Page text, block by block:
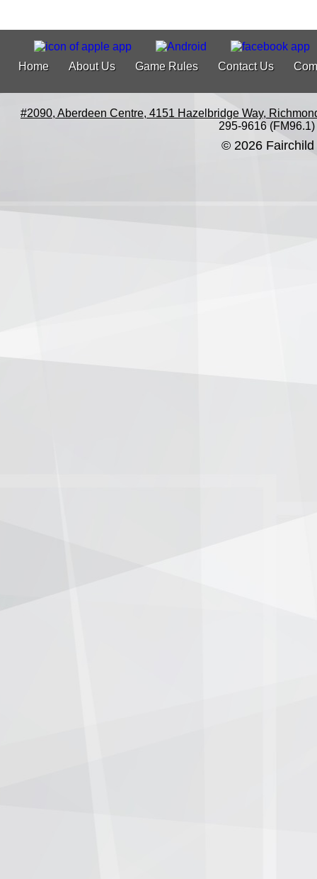
Home About Us Game Rules Contact Us
#2090, Aberdeen Centre, 4151 Hazelbridge Way,
295-9616 (FM96.1)
© 2026 Fairchild